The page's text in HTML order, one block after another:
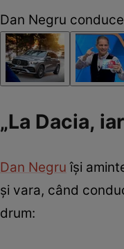
Dan Negru
„La Dacia,
Dan Negru își
și vara, când
drum: